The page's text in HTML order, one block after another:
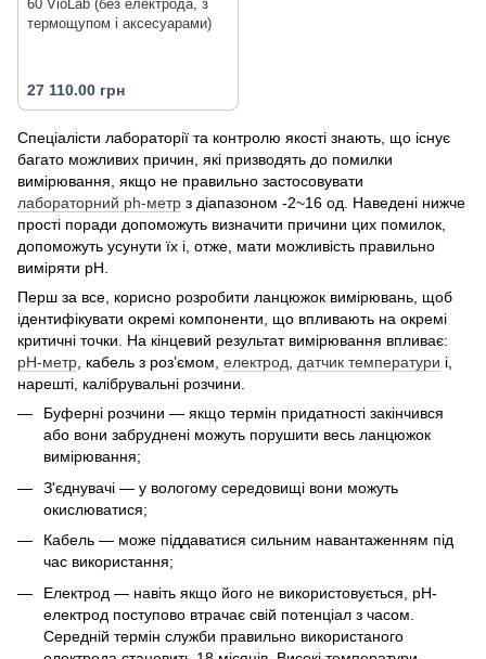
60 VioLab (без електрода, з
термощупом і аксесуарами)
27 110.00 грн
Спеціалісти лабораторії та контролю якості знають, що існує
багато можливих причин, які призводять до помилки
вимірювання, якщо не правильно застосовувати
лабораторний ph-метр з діапазоном -2~16 од. Наведені нижче
прості поради допоможуть визначити причини цих помилок,
допоможуть усунути їх і, отже, мати можливість правильно
виміряти рН.
Перш за все, корисно розробити ланцюжок вимірювань, щоб
ідентифікувати окремі компоненти, що впливають на окремі
критичні точки. На кінцевий результат вимірювання впливає:
pH-метр, кабель з роз’ємом, електрод, датчик температури і,
нарешті, калібрувальні розчини.
Буферні розчини — якщо термін придатності закінчився
або вони забруднені можуть порушити весь ланцюжок
вимірювання;
З'єднувачі — у вологому середовищі вони можуть
окислюватися;
Кабель — може піддаватися сильним навантаженням під
час використання;
Електрод — навіть якщо його не використовується, pH-
електрод поступово втрачає свій потенціал з часом.
Середній термін служби правильно використаного